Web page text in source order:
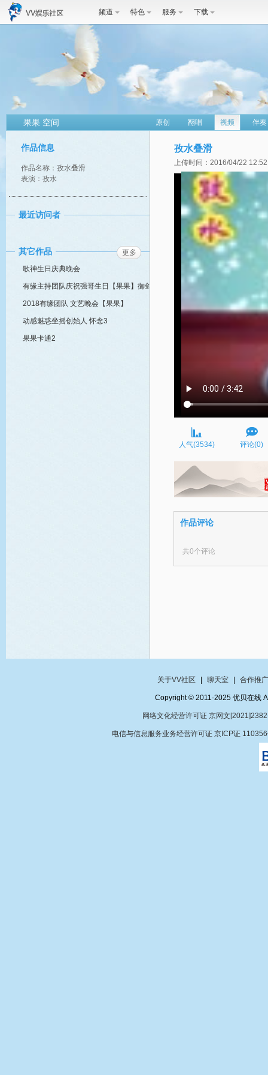
频道 特色 服务 下载
果果 空间 原创 翻唱 视频 伴奏
作品信息
作品名称：孜水叠滑
表演：孜水
最近访问者
其它作品
更多
歌神生日庆典晚会
有缘主持团队庆祝强哥生日【果果】御剑
2018有缘团队 文艺晚会【果果】
动感魅惑坐摇创始人 怀念3
果果卡通2
孜水叠滑
上传时间：2016/04/22 12:52
人气(3534) 评论(0)
作品评论
共0个评论
关于VV社区 聊天室 合作推广
Copyright © 2011-2025 优贝在线
网络文化经营许可证 京网文
电信与信息服务业务经营许可证 京ICP证